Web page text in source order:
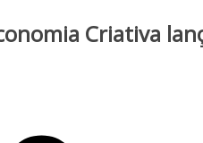
Criativa